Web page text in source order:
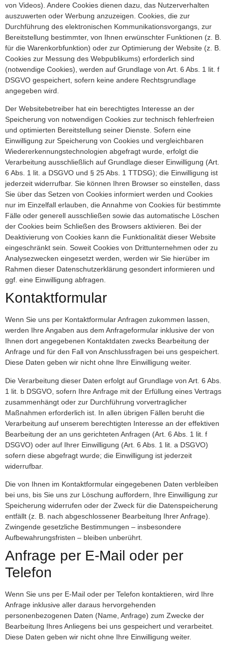
von Videos). Andere Cookies dienen dazu, das Nutzerverhalten
auszuwerten oder Werbung anzuzeigen. Cookies, die zur
Durchführung des elektronischen Kommunikationsvorgangs, zur
Bereitstellung bestimmter, von Ihnen erwünschter Funktionen (z. B.
für die Warenkorbfunktion) oder zur Optimierung der Website (z. B.
Cookies zur Messung des Webpublikums) erforderlich sind
(notwendige Cookies), werden auf Grundlage von Art. 6 Abs. 1 lit. f
DSGVO gespeichert, sofern keine andere Rechtsgrundlage
angegeben wird.
Der Websitebetreiber hat ein berechtigtes Interesse an der
Speicherung von notwendigen Cookies zur technisch fehlerfreien
und optimierten Bereitstellung seiner Dienste. Sofern eine
Einwilligung zur Speicherung von Cookies und vergleichbaren
Wiedererkennungstechnologien abgefragt wurde, erfolgt die
Verarbeitung ausschließlich auf Grundlage dieser Einwilligung (Art.
6 Abs. 1 lit. a DSGVO und § 25 Abs. 1 TTDSG); die Einwilligung ist
jederzeit widerrufbar. Sie können Ihren Browser so einstellen, dass
Sie über das Setzen von Cookies informiert werden und Cookies
nur im Einzelfall erlauben, die Annahme von Cookies für bestimmte
Fälle oder generell ausschließen sowie das automatische Löschen
der Cookies beim Schließen des Browsers aktivieren. Bei der
Deaktivierung von Cookies kann die Funktionalität dieser Website
eingeschränkt sein. Soweit Cookies von Drittunternehmen oder zu
Analysezwecken eingesetzt werden, werden wir Sie hierüber im
Rahmen dieser Datenschutzerklärung gesondert informieren und
ggf. eine Einwilligung abfragen.
Kontaktformular
Wenn Sie uns per Kontaktformular Anfragen zukommen lassen,
werden Ihre Angaben aus dem Anfrageformular inklusive der von
Ihnen dort angegebenen Kontaktdaten zwecks Bearbeitung der
Anfrage und für den Fall von Anschlussfragen bei uns gespeichert.
Diese Daten geben wir nicht ohne Ihre Einwilligung weiter.
Die Verarbeitung dieser Daten erfolgt auf Grundlage von Art. 6 Abs.
1 lit. b DSGVO, sofern Ihre Anfrage mit der Erfüllung eines Vertrags
zusammenhängt oder zur Durchführung vorvertraglicher
Maßnahmen erforderlich ist. In allen übrigen Fällen beruht die
Verarbeitung auf unserem berechtigten Interesse an der effektiven
Bearbeitung der an uns gerichteten Anfragen (Art. 6 Abs. 1 lit. f
DSGVO) oder auf Ihrer Einwilligung (Art. 6 Abs. 1 lit. a DSGVO)
sofern diese abgefragt wurde; die Einwilligung ist jederzeit
widerrufbar.
Die von Ihnen im Kontaktformular eingegebenen Daten verbleiben
bei uns, bis Sie uns zur Löschung auffordern, Ihre Einwilligung zur
Speicherung widerrufen oder der Zweck für die Datenspeicherung
entfällt (z. B. nach abgeschlossener Bearbeitung Ihrer Anfrage).
Zwingende gesetzliche Bestimmungen – insbesondere
Aufbewahrungsfristen – bleiben unberührt.
Anfrage per E-Mail oder per
Telefon
Wenn Sie uns per E-Mail oder per Telefon kontaktieren, wird Ihre
Anfrage inklusive aller daraus hervorgehenden
personenbezogenen Daten (Name, Anfrage) zum Zwecke der
Bearbeitung Ihres Anliegens bei uns gespeichert und verarbeitet.
Diese Daten geben wir nicht ohne Ihre Einwilligung weiter.